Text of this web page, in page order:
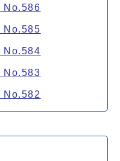
No.586
No.585
No.584
No.583
No.582